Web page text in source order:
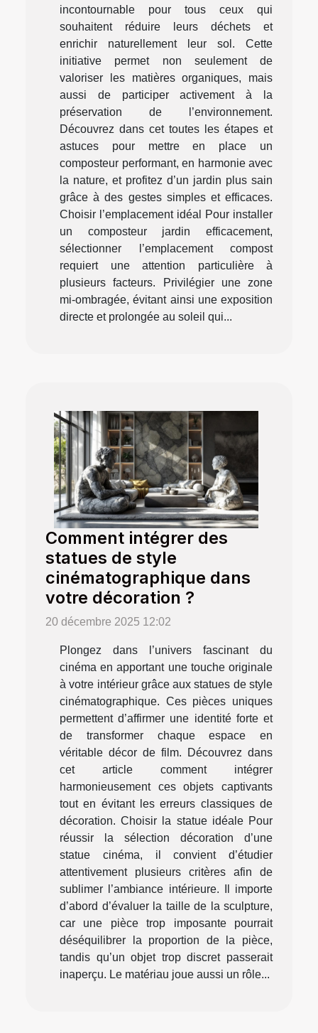
incontournable pour tous ceux qui
souhaitent réduire leurs déchets et
enrichir naturellement leur sol. Cette
initiative permet non seulement de
valoriser les matières organiques, mais
aussi de participer activement à la
préservation de l’environnement.
Découvrez dans cet toutes les étapes et
astuces pour mettre en place un
composteur performant, en harmonie avec
la nature, et profitez d’un jardin plus sain
grâce à des gestes simples et efficaces.
Choisir l’emplacement idéal Pour installer
un composteur jardin efficacement,
sélectionner l’emplacement compost
requiert une attention particulière à
plusieurs facteurs. Privilégier une zone
mi-ombragée, évitant ainsi une exposition
directe et prolongée au soleil qui...
Comment intégrer des
statues de style
cinématographique dans
votre décoration ?
20 décembre 2025 12:02
Plongez dans l’univers fascinant du
cinéma en apportant une touche originale
à votre intérieur grâce aux statues de style
cinématographique. Ces pièces uniques
permettent d’affirmer une identité forte et
de transformer chaque espace en
véritable décor de film. Découvrez dans
cet article comment intégrer
harmonieusement ces objets captivants
tout en évitant les erreurs classiques de
décoration. Choisir la statue idéale Pour
réussir la sélection décoration d’une
statue cinéma, il convient d’étudier
attentivement plusieurs critères afin de
sublimer l’ambiance intérieure. Il importe
d’abord d’évaluer la taille de la sculpture,
car une pièce trop imposante pourrait
déséquilibrer la proportion de la pièce,
tandis qu’un objet trop discret passerait
inaperçu. Le matériau joue aussi un rôle...